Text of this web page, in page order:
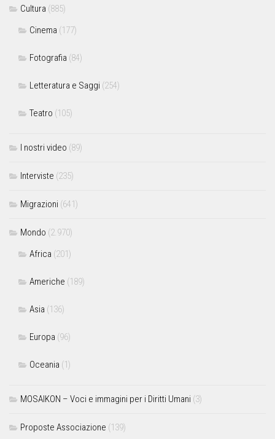
Cultura (885)
Cinema (177)
Fotografia (84)
Letteratura e Saggi (254)
Teatro (105)
I nostri video (89)
Interviste (235)
Migrazioni (641)
Mondo (2.970)
Africa (201)
Americhe (189)
Asia (136)
Europa (96)
Oceania (1)
MOSAIKON – Voci e immagini per i Diritti Umani (3)
Proposte Associazione (139)